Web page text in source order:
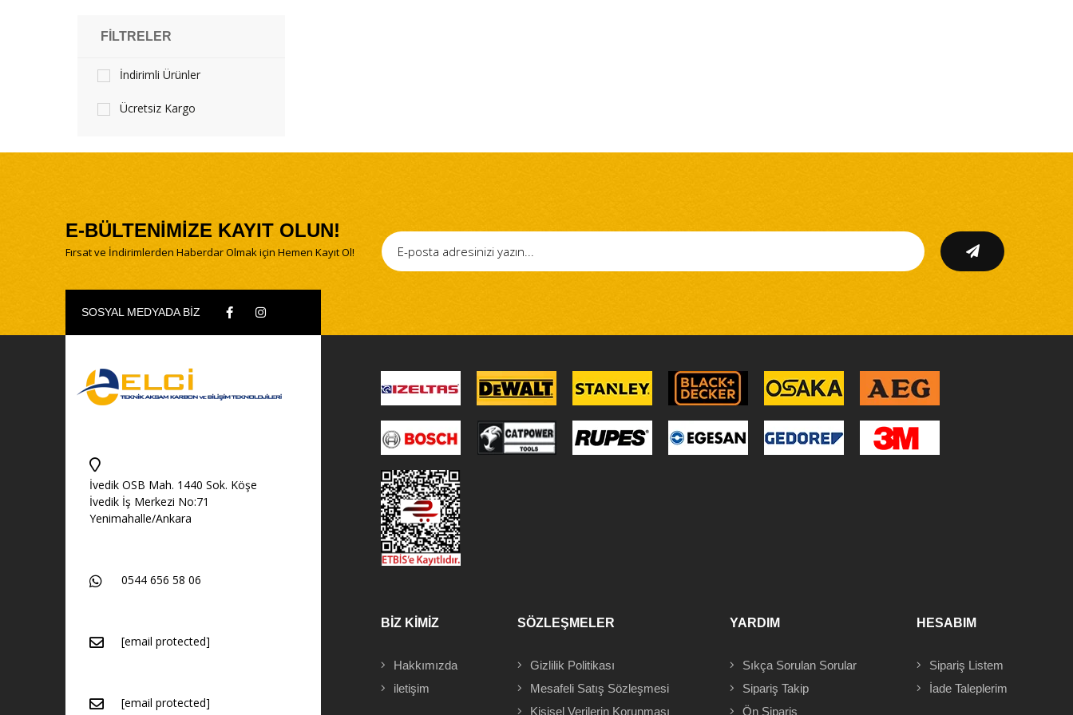
FILTRELER
İndirimli Ürünler
Ücretsiz Kargo
E-BÜLTENİMİZE KAYIT OLUN!
Fırsat ve İndirimlerden Haberdar Olmak için Hemen Kayıt Ol!
SOSYAL MEDYADA BİZ
İvedik OSB Mah. 1440 Sok. Köşe
İvedik İş Merkezi No:71
Yenimahalle/Ankara
0544 656 58 06
[email protected]
[email protected]
BİZ KİMİZ
Hakkımızda
iletişim
SÖZLEŞMELER
Gizlilik Politikası
Mesafeli Satış Sözleşmesi
Kişisel Verilerin Korunması
YARDIM
Sıkça Sorulan Sorular
Sipariş Takip
Ön Sipariş
HESABIM
Sipariş Listem
İade Taleplerim